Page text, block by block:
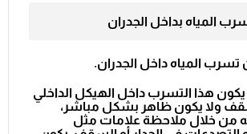
المياه بداخل الجدران
المياه داخل الجدران.
هذا التسرب داخل الهيكل الداخلي
ولا يكون ظاهر بشكل مباشر،
من خلال ملاحظة علامات مثل